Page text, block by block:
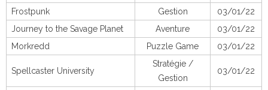
Frostpunk Gestion
03/01/22
Journey to the Savage Planet
Aventure
03/01/22
Morkredd
Puzzle Game 03/01/22
Spellcaster University
Stratégie /
Gestion
03/01/22